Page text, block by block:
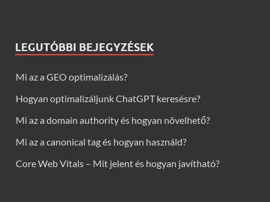
LEGUTÓBBI BEJEGYZÉSEK
Mi az a GEO optimalizálás?
Hogyan optimalizáljunk ChatGPT keresésre?
Mi az a domain authority és hogyan növelhető?
Mi az a canonical tag és hogyan használd?
Core Web Vitals – Mit jelent és hogyan javítható?